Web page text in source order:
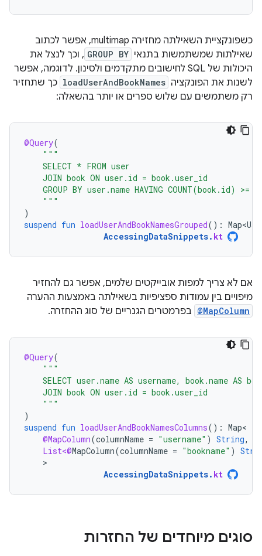
כשפונקציית השאילתה מחזירה multimap, אפשר לכתוב
שאילתות שמשתמשות בתנאי GROUP BY , וכך לנצל את
היכולות של SQL לחישובים מתקדמים ולסינון. לדוגמה, אפשר
לשנות את הפונקציה loadUserAndBookNames כך שתחזיר
רק משתמשים עם שלוש ספרים או יותר בהשאלה:
@Query(
"""
    SELECT * FROM user
    JOIN book ON user.id = book.user_id
    GROUP BY user.name HAVING COUNT(book.id) >= 3
    """
)
suspend fun loadUserAndBookNamesGrouped():
AccessingDataSnippets. kt
אם לא צריך למפות אובייקטים שלמים, אפשר גם להחזיר
מיפויים בין עמודות ספציפיות בשאילתה באמצעות ההערה
@MapColumn בפרמטרים הגנריים של סוג ההחזרה.
@Query(
"""
SELECT user.name AS username, book.name AS
    JOIN book ON user.id = book.user_id
    """
)
suspend fun loadUserAndBookNamesColumns(): Map
@MapColumn(columnName = "username" ) String,
List<@MapColumn(columnName = "bookname" )
>
AccessingDataSnippets. kt
סוגים מיוחדים של החזרות